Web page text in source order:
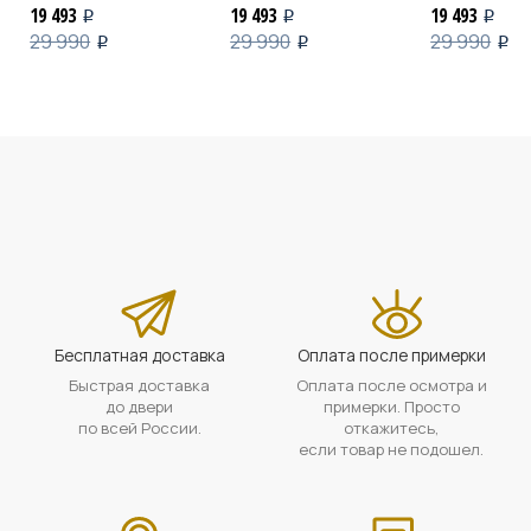
19 493 i
29 990 i
19 493 i
29 990 i
19 493 i
29 990 i
Бесплатная доставка
Быстрая доставка
до двери
по всей России.
Оплата после примерки
Оплата после осмотра и
примерки. Просто
откажитесь,
если товар не подошел.